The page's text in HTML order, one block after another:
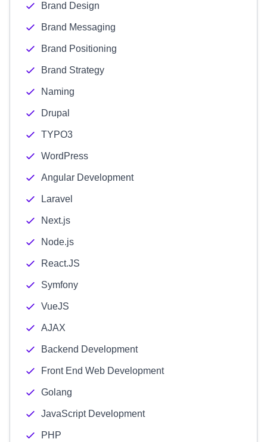
Brand Design
Brand Messaging
Brand Positioning
Brand Strategy
Naming
Drupal
TYPO3
WordPress
Angular Development
Laravel
Next.js
Node.js
React.JS
Symfony
VueJS
AJAX
Backend Development
Front End Web Development
Golang
JavaScript Development
PHP